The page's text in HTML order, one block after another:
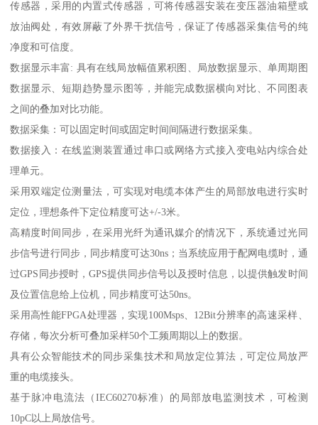
传感器，采用的内置式传感器，可将传感器安装在变压器油箱壁或
放油阀处，有效屏蔽了外界干扰信号，保证了传感器采集信号的纯
净度和可信度。
数据显示丰富: 具有在线局放幅值累积图、局放数据显示、单周期图
数据显示、短期趋势显示图等，并能完成数据横向对比、不同图表
之间的叠加对比功能。
数据采集：可以固定时间或固定时间间隔进行数据采集。
数据接入：在线监测装置通过串口或网络方式接入变电站内综合处
理单元。
采用双端定位测量法，可实现对电缆本体产生的局部放电进行实时
定位，理想条件下定位精度可达+/-3米。
高精度时间同步，在采用光纤为通讯媒介的情况下，系统通过光同
步信号进行同步，同步精度可达30ns；当系统应用于配网电缆时，通
过GPS同步授时，GPS提供同步信号以及授时信息，以提供触发时间
及位置信息给上位机，同步精度可达50ns。
采用高性能FPGA处理器，实现100Msps、12Bit分辨率的高速采样、
存储，每次分析可叠加采样50个工频周期以上的数据。
具有公众智能技术的同步采集技术和局放定位算法，可定位局放严
重的电缆接头。
基于脉冲电流法（IEC60270标准）的局部放电监测技术，可检测
10pC以上局放信号。